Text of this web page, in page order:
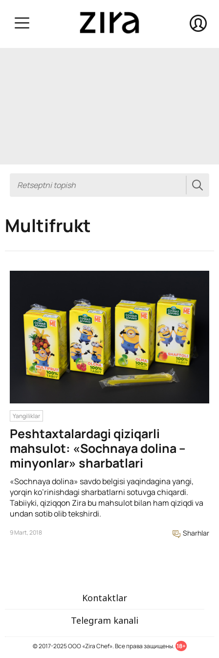
Multifrukt
Yangiliklar
Peshtaxtalardagi qiziqarli
mahsulot: «Sochnaya dolina –
minyonlar» sharbatlari
«Sochnaya dolina» savdo belgisi yaqindagina yangi,
yorqin ko’rinishdagi sharbatlarni sotuvga chiqardi.
Tabiiyki, qiziqqon Zira bu mahsulot bilan ham qiziqdi va
undan sotib olib tekshirdi.
9 Mart, 2018 Sharhlar
Kontaktlar
Telegram kanali
© 2017-2025 ООО «Zira Chef». Все права защищены. 18+